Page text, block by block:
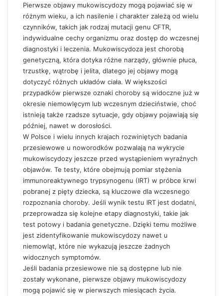
Pierwsze objawy mukowiscydozy mogą pojawiać się w
różnym wieku, a ich nasilenie i charakter zależą od wielu
czynników, takich jak rodzaj mutacji genu CFTR,
indywidualne cechy organizmu oraz dostęp do wczesnej
diagnostyki i leczenia. Mukowiscydoza jest chorobą
genetyczną, która dotyka różne narządy, głównie płuca,
trzustkę, wątrobę i jelita, dlatego jej objawy mogą
dotyczyć różnych układów ciała. W większości
przypadków pierwsze oznaki choroby są widoczne już w
okresie niemowlęcym lub wczesnym dzieciństwie, choć
istnieją także rzadsze sytuacje, gdy objawy pojawiają się
później, nawet w dorosłości.
W Polsce i wielu innych krajach rozwiniętych badania
przesiewowe u noworodków pozwalają na wykrycie
mukowiscydozy jeszcze przed wystąpieniem wyraźnych
objawów. Te testy, które obejmują pomiar stężenia
immunoreaktywnego trypsynogenu (IRT) w próbce krwi
pobranej z pięty dziecka, są kluczowe dla wczesnego
rozpoznania choroby. Jeśli wynik testu IRT jest dodatni,
przeprowadza się kolejne etapy diagnostyki, takie jak
test potowy i badania genetyczne. Dzięki temu możliwe
jest zidentyfikowanie mukowiscydozy nawet u
niemowląt, które nie wykazują jeszcze żadnych
widocznych symptomów.
Jeśli badania przesiewowe nie są dostępne lub nie
zostały wykonane, pierwsze objawy mukowiscydozy
mogą pojawić się w pierwszych miesiącach życia.